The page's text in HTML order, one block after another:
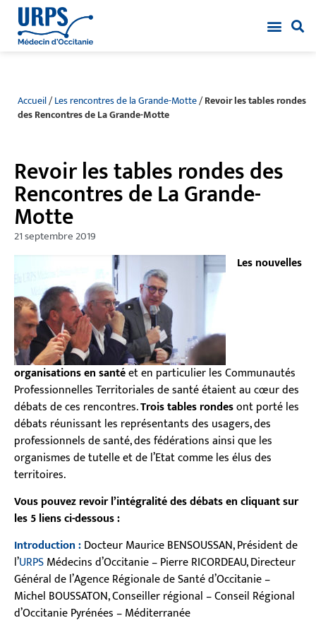
Accueil/Les rencontres de la Grande-Motte/Revoir les tables rondes
des Rencontres de La Grande-Motte
Revoir les tables rondes des
Rencontres de La Grande-
Motte
21 septembre 2019
Les nouvelles
organisations en santéet en particulier les Communautés
Professionnelles Territoriales de santé étaient au cœur des
débats de ces rencontres.Trois tables rondesont porté les
débats réunissant les représentants des usagers, des
professionnels de santé, des fédérations ainsi que les
organismes de tutelle et de l’Etat comme les élus des
territoires.
Vous pouvez revoir l’intégralité des débats en cliquant sur
les 5 liens ci-dessous :
Introduction :Docteur Maurice BENSOUSSAN, Président de
l’URPSMédecins d’Occitanie – Pierre RICORDEAU, Directeur
Général de l’Agence Régionale de Santé d’Occitanie –
Michel BOUSSATON, Conseiller régional – Conseil Régional
d’Occitanie Pyrénées – Méditerranée